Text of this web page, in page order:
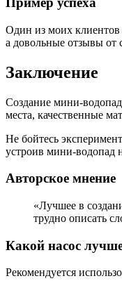
Один из моих клиентов
а довольные отзывы от
Заключение
Создание мини-
места, качественные
Не бойтесь
устроив мини-водопад
Авторское мнение
«Лучшее в
трудно описать
Какой насос
Рекомендуется